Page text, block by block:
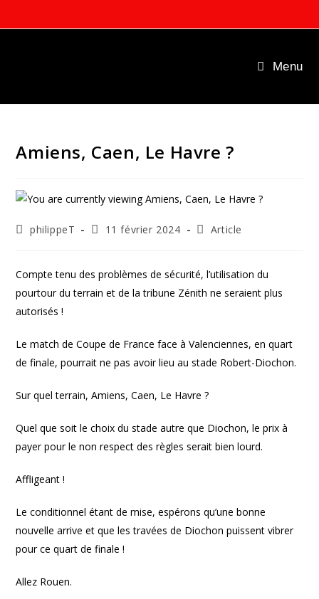
to
Menu
Amiens, Caen, Le Havre ?
Auteur/autrice
publication :
philippeT
Publication
11 février 2024
PostArticle
Compte tenu des problèmes de sécurité, l’utilisation du
pourtour du terrain et de la tribune Zénith ne seraient plus
autorisés !
Le match de Coupe de France face à Valenciennes, en quart
de finale, pourrait ne pas avoir lieu au stade Robert-Diochon.
Sur quel terrain, Amiens, Caen, Le Havre ?
Quel que soit le choix du stade autre que Diochon, le prix à
payer pour le non respect des règles serait bien lourd.
Affligeant !
Le conditionnel étant de mise, espérons qu’une bonne
nouvelle arrive et que les travées de Diochon puissent vibrer
pour ce quart de finale !
Allez Rouen.